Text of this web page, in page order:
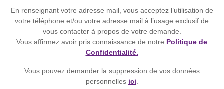
En renseignant votre adresse mail, vous acceptez l’utilisation de
votre téléphone et/ou votre adresse mail à l’usage exclusif de
vous contacter à propos de votre demande.
Vous affirmez avoir pris connaissance de notre Politique de
Confidentialité.
Vous pouvez demander la suppression de vos données
personnelles ici.